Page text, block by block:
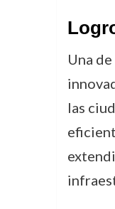
Una
las